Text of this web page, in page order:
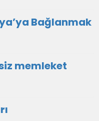
Bağlanmak
memleket